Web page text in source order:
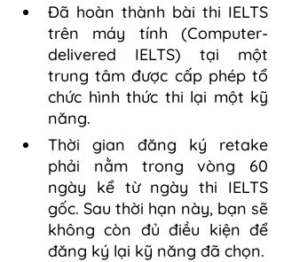
Đã hoàn thành bài thi IELTS
trên máy tính (Computer-
delivered IELTS) tại một
trung tâm được cấp phép tổ
chức hình thức thi lại một kỹ
năng.
Thời gian đăng ký retake
phải nằm trong vòng 60
ngày kể từ ngày thi IELTS
gốc. Sau thời hạn này, bạn sẽ
không còn đủ điều kiện để
đăng ký lại kỹ năng đã chọn.